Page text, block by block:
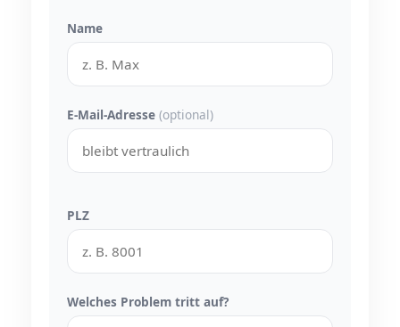
Name
E-Mail-Adresse (optional)
PLZ
Welches Problem tritt auf?